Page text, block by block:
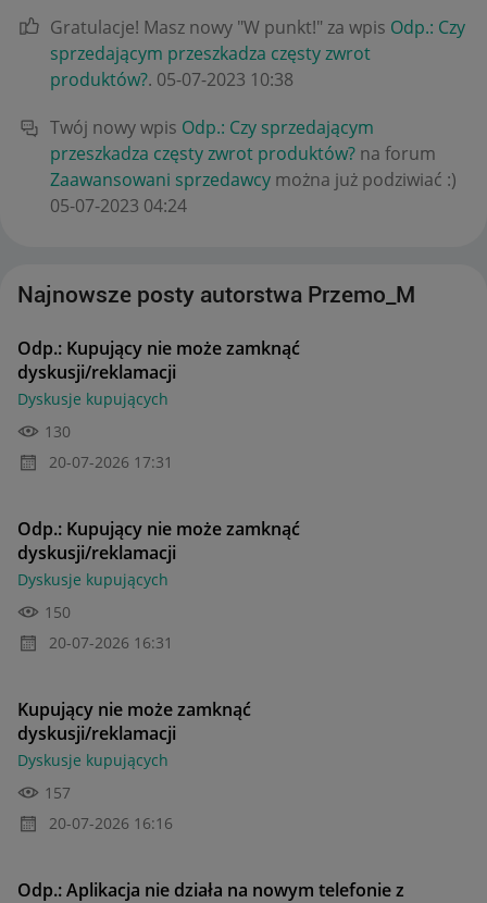
Gratulacje! Masz nowy "W punkt!" za wpis Odp.: Czy
sprzedającym przeszkadza częsty zwrot
produktów?. ‎05-07-2023 10:38
Twój nowy wpis Odp.: Czy sprzedającym
przeszkadza częsty zwrot produktów? na forum
Zaawansowani sprzedawcy można już podziwiać :)
‎05-07-2023 04:24
Najnowsze posty autorstwa Przemo_M
Odp.: Kupujący nie może zamknąć
dyskusji/reklamacji
Dyskusje kupujących
130
‎20-07-2026 17:31
Odp.: Kupujący nie może zamknąć
dyskusji/reklamacji
Dyskusje kupujących
150
‎20-07-2026 16:31
Kupujący nie może zamknąć
dyskusji/reklamacji
Dyskusje kupujących
157
‎20-07-2026 16:16
Odp.: Aplikacja nie działa na nowym telefonie z